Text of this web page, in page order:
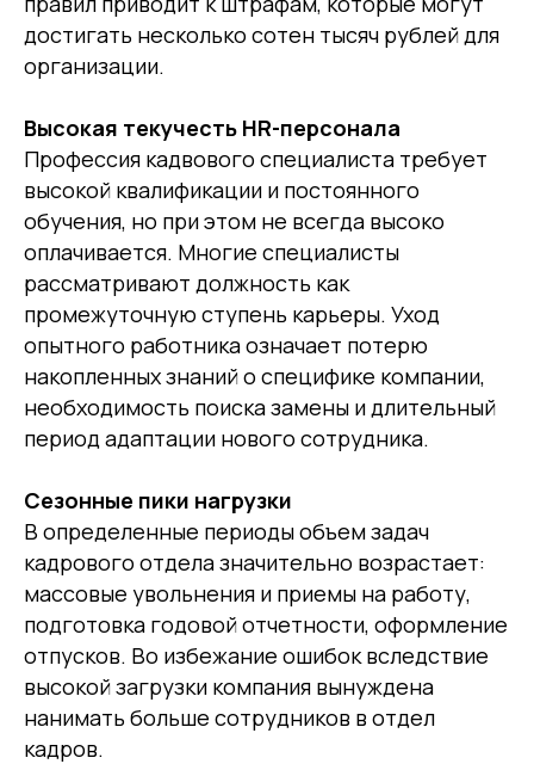
достигать несколько сотен тысяч рублей для
организации.
Высокая текучесть HR-персонала
Профессия кадвового специалиста требует
высокой квалификации и постоянного
обучения, но при этом не всегда высоко
оплачивается. Многие специалисты
рассматривают должность как
промежуточную ступень карьеры. Уход
опытного работника означает потерю
накопленных знаний о специфике компании,
необходимость поиска замены и длительный
период адаптации нового сотрудника.
Сезонные пики нагрузки
В определенные периоды объем задач
кадрового отдела значительно возрастает:
массовые увольнения и приемы на работу,
подготовка годовой отчетности, оформление
отпусков. Во избежание ошибок вследствие
высокой загрузки компания вынуждена
нанимать больше сотрудников в отдел
кадров.